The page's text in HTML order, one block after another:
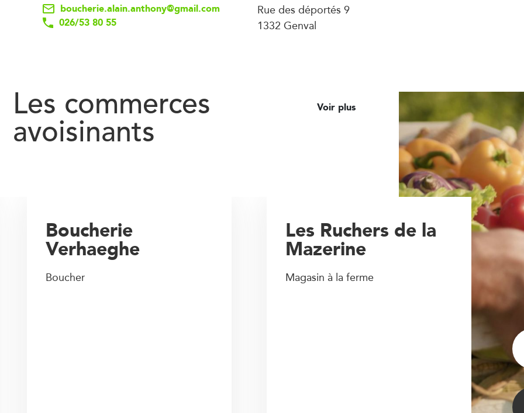
boucherie.alain.anthony@gmail.com
026/53 80 55
Rue des déportés 9
1332 Genval
Les commerces
avoisinants
Voir plus
Les Ruchers de la
Mazerine
Magasin à la ferme
Boucherie
Verhaeghe
Boucher